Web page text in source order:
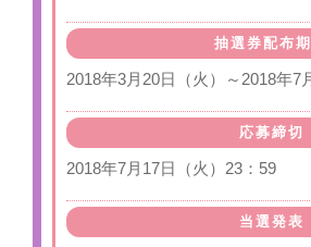
抽選券配布
2018年3月20日（火）～2018年7
応募締切
2018年7月17日（火）23：59
当選発表